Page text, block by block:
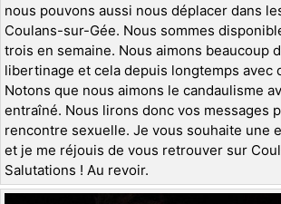
nous pouvons aussi nous déplacer dans
Coulans-sur-Gée. Nous sommes
trois en semaine. Nous aimons beaucoup
libertinage et cela depuis longtemps avec
Notons que nous aimons le candaulisme
entraîné. Nous lirons donc vos messages
rencontre sexuelle. Je vous souhaite une
et je me réjouis de vous retrouver sur
Salutations ! Au revoir.